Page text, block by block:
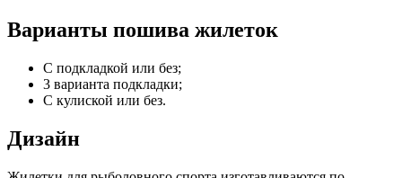
Варианты пошива жилеток
С подкладкой или без;
3 варианта подкладки;
С кулиской или без.
Дизайн